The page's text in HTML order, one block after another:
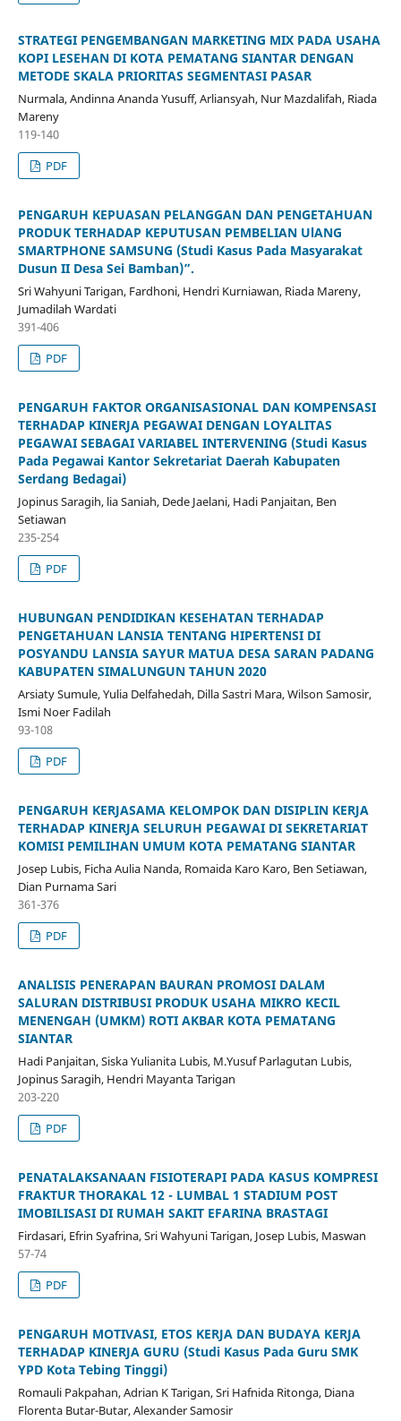
STRATEGI PENGEMBANGAN MARKETING MIX PADA USAHA
KOPI LESEHAN DI KOTA PEMATANG SIANTAR DENGAN
METODE SKALA PRIORITAS SEGMENTASI PASAR
Nurmala, Andinna Ananda Yusuff, Arliansyah, Nur Mazdalifah, Riada
Mareny
119-140
PDF
PENGARUH KEPUASAN PELANGGAN DAN PENGETAHUAN
PRODUK TERHADAP KEPUTUSAN PEMBELIAN UlANG
SMARTPHONE SAMSUNG (Studi Kasus Pada Masyarakat
Dusun II Desa Sei Bamban)”.
Sri Wahyuni Tarigan, Fardhoni, Hendri Kurniawan, Riada Mareny,
Jumadilah Wardati
391-406
PDF
PENGARUH FAKTOR ORGANISASIONAL DAN KOMPENSASI
TERHADAP KINERJA PEGAWAI DENGAN LOYALITAS
PEGAWAI SEBAGAI VARIABEL INTERVENING (Studi Kasus
Pada Pegawai Kantor Sekretariat Daerah Kabupaten
Serdang Bedagai)
Jopinus Saragih, lia Saniah, Dede Jaelani, Hadi Panjaitan, Ben
Setiawan
235-254
PDF
HUBUNGAN PENDIDIKAN KESEHATAN TERHADAP
PENGETAHUAN LANSIA TENTANG HIPERTENSI DI
POSYANDU LANSIA SAYUR MATUA DESA SARAN PADANG
KABUPATEN SIMALUNGUN TAHUN 2020
Arsiaty Sumule, Yulia Delfahedah, Dilla Sastri Mara, Wilson Samosir,
Ismi Noer Fadilah
93-108
PDF
PENGARUH KERJASAMA KELOMPOK DAN DISIPLIN KERJA
TERHADAP KINERJA SELURUH PEGAWAI DI SEKRETARIAT
KOMISI PEMILIHAN UMUM KOTA PEMATANG SIANTAR
Josep Lubis, Ficha Aulia Nanda, Romaida Karo Karo, Ben Setiawan,
Dian Purnama Sari
361-376
PDF
ANALISIS PENERAPAN BAURAN PROMOSI DALAM
SALURAN DISTRIBUSI PRODUK USAHA MIKRO KECIL
MENENGAH (UMKM) ROTI AKBAR KOTA PEMATANG
SIANTAR
Hadi Panjaitan, Siska Yulianita Lubis, M.Yusuf Parlagutan Lubis,
Jopinus Saragih, Hendri Mayanta Tarigan
203-220
PDF
PENATALAKSANAAN FISIOTERAPI PADA KASUS KOMPRESI
FRAKTUR THORAKAL 12 - LUMBAL 1 STADIUM POST
IMOBILISASI DI RUMAH SAKIT EFARINA BRASTAGI
Firdasari, Efrin Syafrina, Sri Wahyuni Tarigan, Josep Lubis, Maswan
57-74
PDF
PENGARUH MOTIVASI, ETOS KERJA DAN BUDAYA KERJA
TERHADAP KINERJA GURU (Studi Kasus Pada Guru SMK
YPD Kota Tebing Tinggi)
Romauli Pakpahan, Adrian K Tarigan, Sri Hafnida Ritonga, Diana
Florenta Butar-Butar, Alexander Samosir